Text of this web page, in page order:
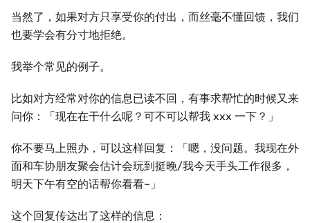
当然了，如果对方只享受你的付出，而丝毫不懂回馈，我们
也要学会有分寸地拒绝。
我举个常见的例子。
比如对方经常对你的信息已读不回，有事求帮忙的时候又来
问你：「现在在干什么呢？可不可以帮我 xxx 一下？」
你不要马上照办，可以这样回复：「嗯，没问题。我现在外
面和车协朋友聚会估计会玩到挺晚/我今天手头工作很多，
明天下午有空的话帮你看看~」
这个回复传达出了这样的信息：